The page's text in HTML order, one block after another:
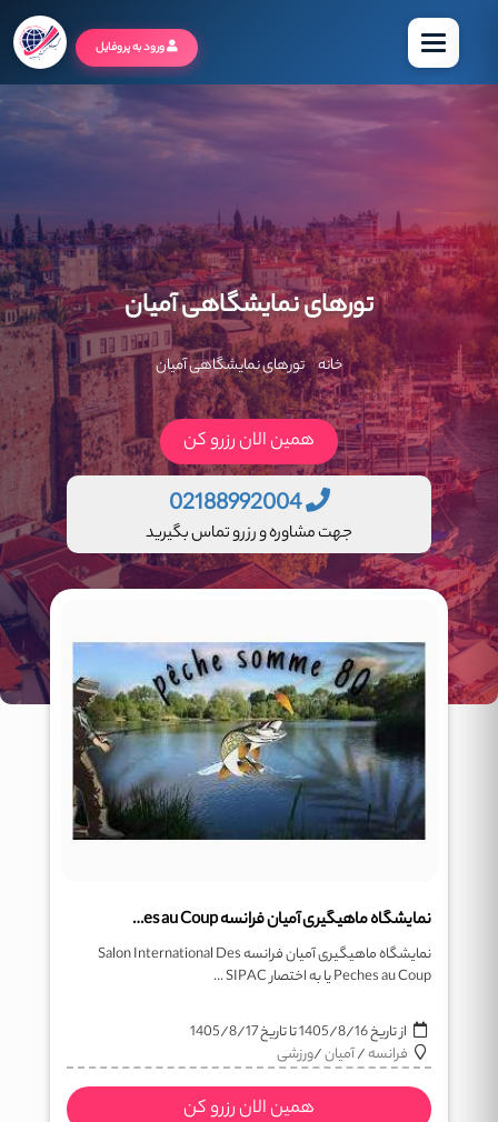
منو ورود به پروفایل
تورهای نمایشگاهی آمیان
خانه تورهای نمایشگاهی آمیان
همین الان رزرو کن
02188992004
جهت مشاوره و رزرو تماس بگیرید
نمایشگاه ماهیگیری آمیان فرانسه SIPAC-Salon International Des Peches au Coup
نمایشگاه ماهیگیری آمیان فرانسه Salon International Des
Peches au Coup یا به اختصار SIPAC ...
از تاریخ1405/8/16تا تاریخ1405/8/17
فرانسه/آمیان/ورزشی
همین الان رزرو کن